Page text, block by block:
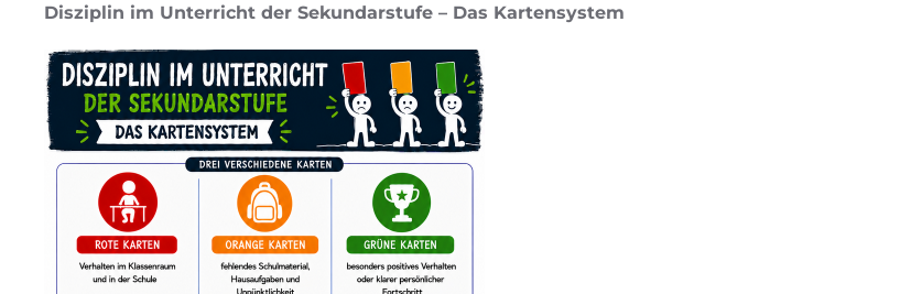
Disziplin im Unterricht der Sekundarstufe – Das Kartensystem